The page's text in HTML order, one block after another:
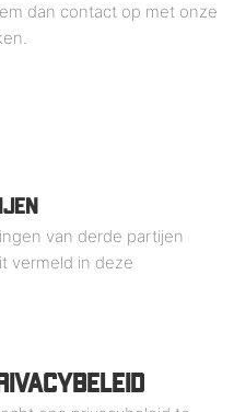
dan contact op met onze
van derde partijen
vermeld in deze